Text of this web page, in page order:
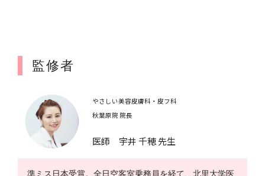
監修者
やさしい美容皮膚科・皮フ科
秋葉原院 院長
医師 宇井 千穂 先生
準ミス日本受賞。全日空客室乗務員を経て、北里大学医